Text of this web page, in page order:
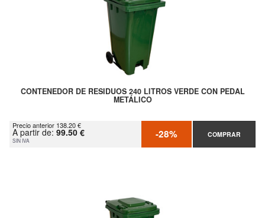
CONTENEDOR DE RESIDUOS 240 LITROS VERDE CON PEDAL
METÁLICO
Precio anterior 138.20 €
A partir de: 99.50 €
SIN IVA -28% COMPRAR